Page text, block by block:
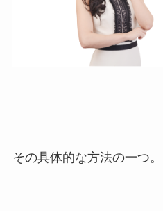
その具体的な方法の一つ。